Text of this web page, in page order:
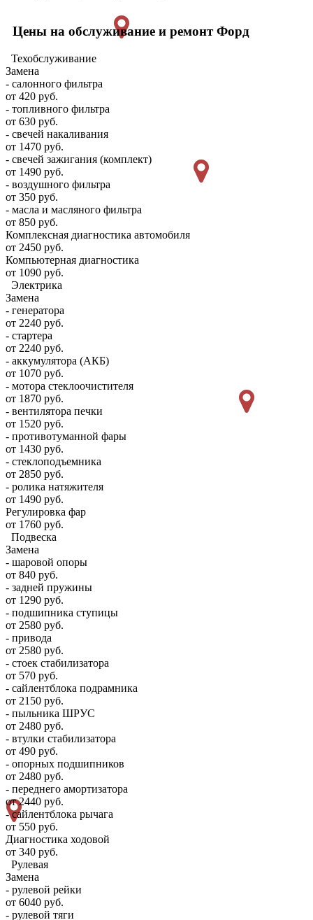
Цены на обслуживание и ремонт Форд
Техобслуживание
Замена
- салонного фильтра
от 420 руб.
- топливного фильтра
от 630 руб.
- свечей накаливания
от 1470 руб.
- свечей зажигания (комплект)
от 1490 руб.
- воздушного фильтра
от 350 руб.
- масла и масляного фильтра
от 850 руб.
Комплексная диагностика автомобиля
от 2450 руб.
Компьютерная диагностика
от 1090 руб.
Электрика
Замена
- генератора
от 2240 руб.
- стартера
от 2240 руб.
- аккумулятора (АКБ)
от 1070 руб.
- мотора стеклоочистителя
от 1870 руб.
- вентилятора печки
от 1520 руб.
- противотуманной фары
от 1430 руб.
- стеклоподъемника
от 2850 руб.
- ролика натяжителя
от 1490 руб.
Регулировка фар
от 1760 руб.
Подвеска
Замена
- шаровой опоры
от 840 руб.
- задней пружины
от 1290 руб.
- подшипника ступицы
от 2580 руб.
- привода
от 2580 руб.
- стоек стабилизатора
от 570 руб.
- сайлентблока подрамника
от 2150 руб.
- пыльника ШРУС
от 2480 руб.
- втулки стабилизатора
от 490 руб.
- опорных подшипников
от 2480 руб.
- переднего амортизатора
от 2440 руб.
- сайлентблока рычага
от 550 руб.
Диагностика ходовой
от 340 руб.
Рулевая
Замена
- рулевой рейки
от 6040 руб.
- рулевой тяги